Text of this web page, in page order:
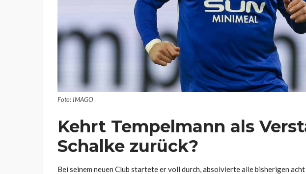
Foto: IMAGO
Kehrt Tempelmann als
Schalke zurück?
Bei seinem neuen Club startete er voll durch, absolvierte alle bisherigen